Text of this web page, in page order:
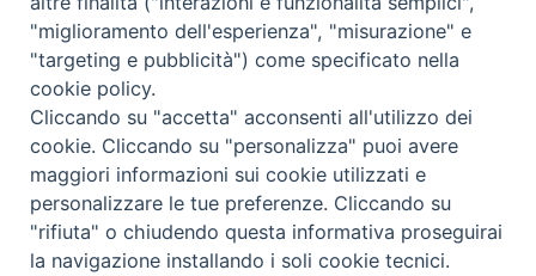
Copyright © 2019 - Tutti i diritti riservati - Vita
Trentina Editrice
Privacy Policy
Torna
"miglioramento dell'esperienza", "misurazione" e
"targeting e pubblicità") come specificato nella
cookie policy.
Cliccando su "accetta" acconsenti all'utilizzo dei
cookie. Cliccando su "personalizza" puoi avere
maggiori informazioni sui cookie utilizzati e
personalizzare le tue preferenze. Cliccando su
"rifiuta" o chiudendo questa informativa proseguirai
la navigazione installando i soli cookie tecnici.